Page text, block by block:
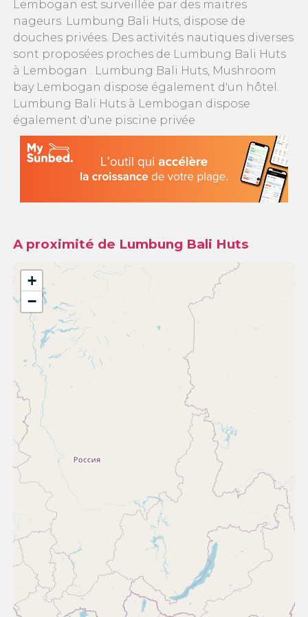
Lembogan est surveillée par des maitres
nageurs. Lumbung Bali Huts, dispose de
douches privées. Des activités nautiques diverses
sont proposées proches de Lumbung Bali Huts
à Lembogan . Lumbung Bali Huts, Mushroom
bay Lembogan dispose également d'un hôtel.
Lumbung Bali Huts à Lembogan dispose
également d'une piscine privée
A proximité de Lumbung Bali Huts
+
−